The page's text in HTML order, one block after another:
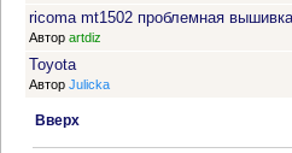
ricoma mt1502 проблемная
Автор artdiz
Toyota
Автор Julicka
Вверх